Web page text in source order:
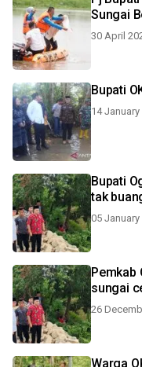
Sungai
30 April
Bupati
14
Bupati
tak
05 January
Pemkab
sungai
26
Warga